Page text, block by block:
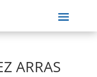
ARRAS